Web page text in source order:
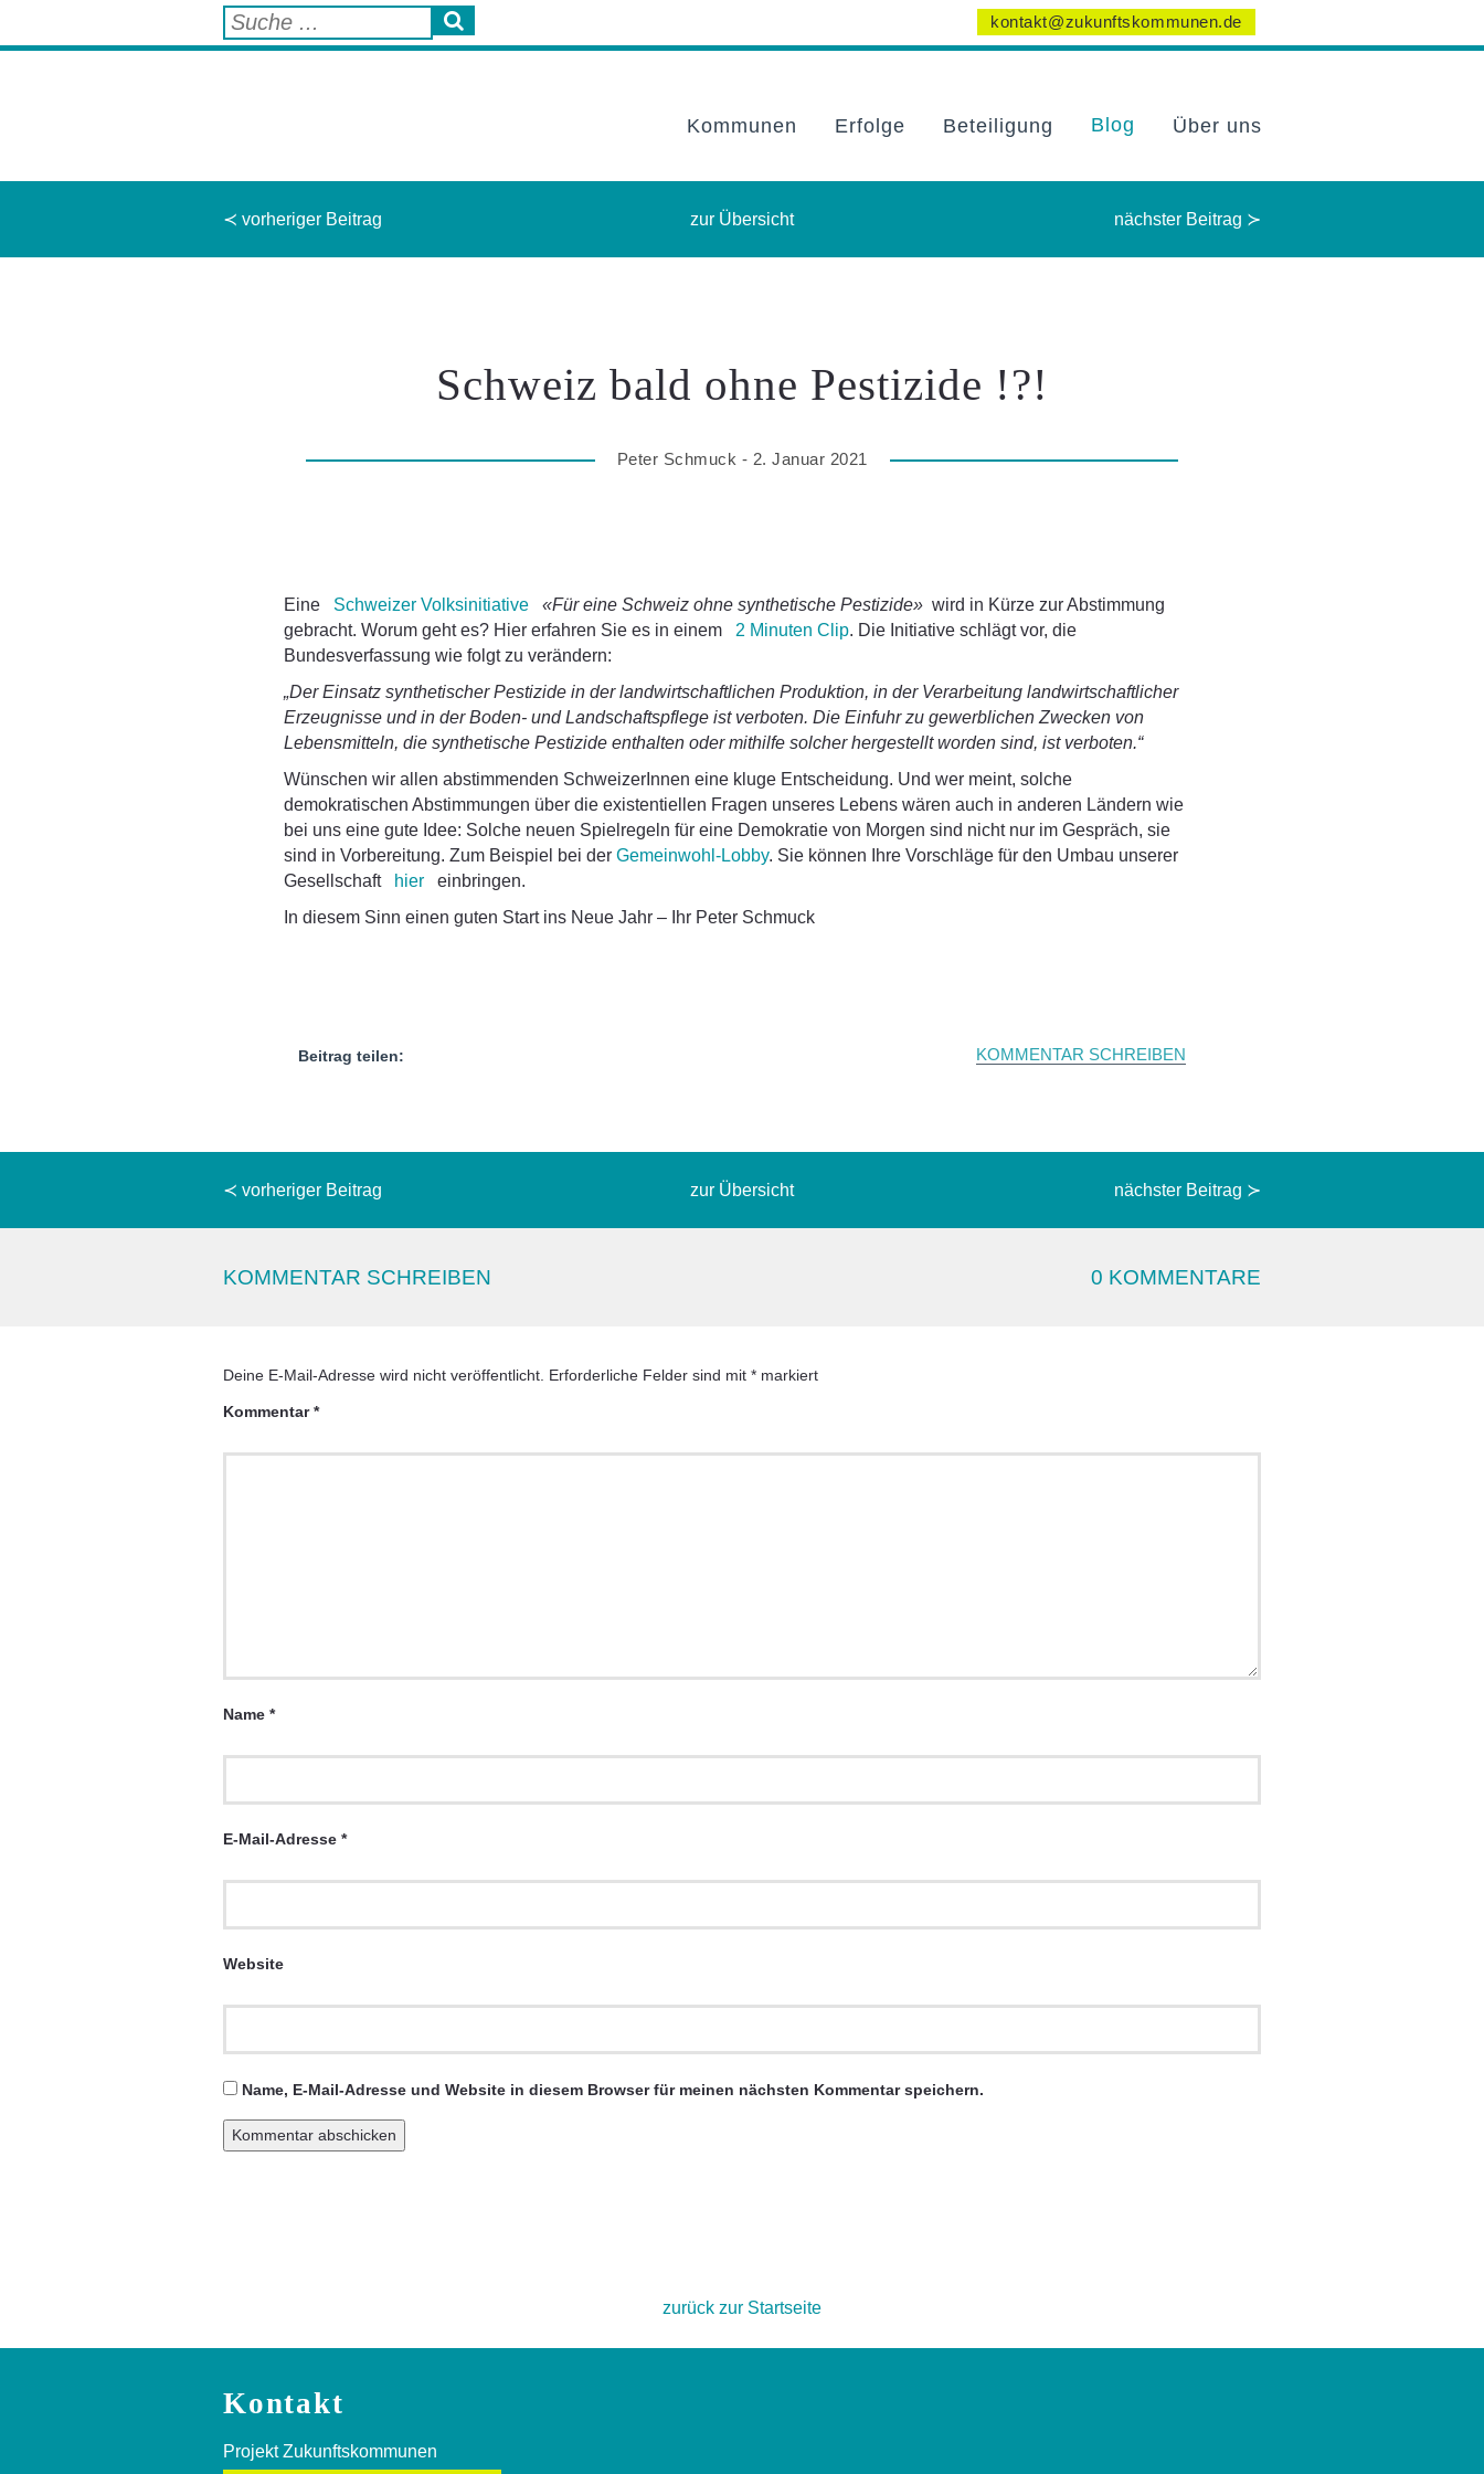
kontakt@zukunftskommunen.de
Kommunen Erfolge Beteiligung Blog Über uns
≺ vorheriger Beitrag zur Übersicht nächster Beitrag ≻
Schweiz bald ohne Pestizide !?!
Peter Schmuck - 2. Januar 2021
Eine Schweizer Volksinitiative «Für eine Schweiz ohne synthetische Pestizide» wird in Kürze zur Abstimmung
gebracht. Worum geht es? Hier erfahren Sie es in einem 2 Minuten Clip. Die Initiative schlägt vor, die
Bundesverfassung wie folgt zu verändern:
„Der Einsatz synthetischer Pestizide in der landwirtschaftlichen Produktion, in der Verarbeitung landwirtschaftlicher
Erzeugnisse und in der Boden- und Landschaftspflege ist verboten. Die Einfuhr zu gewerblichen Zwecken von
Lebensmitteln, die synthetische Pestizide enthalten oder mithilfe solcher hergestellt worden sind, ist verboten.“
Wünschen wir allen abstimmenden SchweizerInnen eine kluge Entscheidung. Und wer meint, solche
demokratischen Abstimmungen über die existentiellen Fragen unseres Lebens wären auch in anderen Ländern wie
bei uns eine gute Idee: Solche neuen Spielregeln für eine Demokratie von Morgen sind nicht nur im Gespräch, sie
sind in Vorbereitung. Zum Beispiel bei der Gemeinwohl-Lobby. Sie können Ihre Vorschläge für den Umbau unserer
Gesellschaft
hier einbringen.
In diesem Sinn einen guten Start ins Neue Jahr – Ihr Peter Schmuck
Beitrag teilen: KOMMENTAR SCHREIBEN
≺ vorheriger Beitrag zur Übersicht nächster Beitrag ≻
KOMMENTAR SCHREIBEN 0 KOMMENTARE
Deine E-Mail-Adresse wird nicht veröffentlicht. Erforderliche Felder sind mit * markiert
Kommentar*
Name *
E-Mail-Adresse *
Website
Name, E-Mail-Adresse und Website in diesem Browser für meinen nächsten Kommentar speichern.
zurück zur Startseite
Kontakt
Projekt Zukunftskommunen